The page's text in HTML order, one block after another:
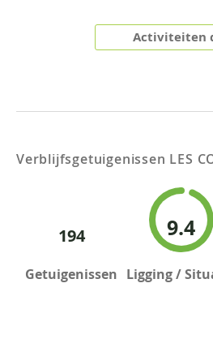
Activiteiten
Verblijfsgetuigenissen LES
194
Getuigenissen
9.4
Ligging /